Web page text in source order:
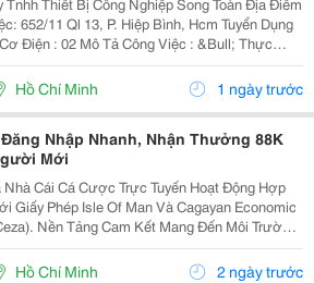
652/11 Ql 13, P. Hiệp Bình, Hcm Tuyển Dụng
Tả Công Việc : &Bull; Thực
Công Việc Lắp Đặt Điện Cho Hệ Thống Lò Sấy,
Và Các Sản Phẩm Có...
Hồ Chí Minh 1 ngày trước
Nhập Nhanh, Nhận Thưởng 88K
Mới
Nhà Cái Cá Cược Trực Tuyến Hoạt Động Hợp
Giấy Phép Isle Of Man Và Cagayan Economic
Nền Tảng Cam Kết Mang Đến Môi Trường
Bạch, Bảo Mật Cao Và Đáng Tin Cậy Cho
Tại Việt Nam Và Châu Á. #Hi88...
Hồ Chí Minh 2 ngày trước